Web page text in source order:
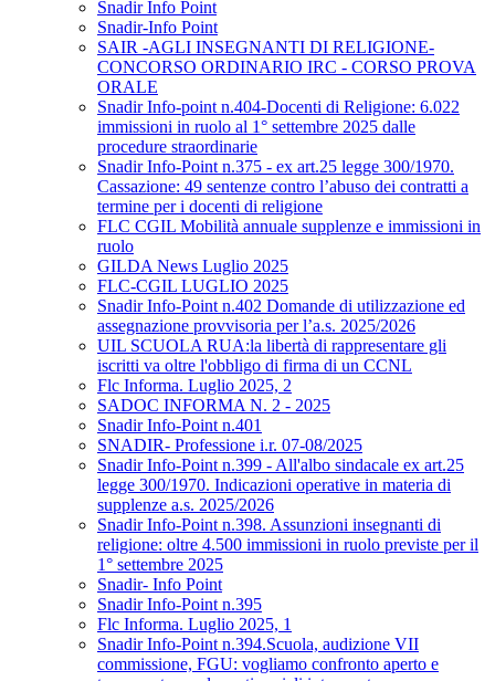
Snadir Info Point
Snadir-Info Point
SAIR -AGLI INSEGNANTI DI RELIGIONE-
CONCORSO ORDINARIO IRC - CORSO PROVA
ORALE
Snadir Info-point n.404-Docenti di Religione: 6.022
immissioni in ruolo al 1° settembre 2025 dalle
procedure straordinarie
Snadir Info-Point n.375 - ex art.25 legge 300/1970.
Cassazione: 49 sentenze contro l’abuso dei contratti a
termine per i docenti di religione
FLC CGIL Mobilità annuale supplenze e immissioni in
ruolo
GILDA News Luglio 2025
FLC-CGIL LUGLIO 2025
Snadir Info-Point n.402 Domande di utilizzazione ed
assegnazione provvisoria per l’a.s. 2025/2026
UIL SCUOLA RUA:la libertà di rappresentare gli
iscritti va oltre l'obbligo di firma di un CCNL
Flc Informa. Luglio 2025, 2
SADOC INFORMA N. 2 - 2025
Snadir Info-Point n.401
SNADIR- Professione i.r. 07-08/2025
Snadir Info-Point n.399 - All'albo sindacale ex art.25
legge 300/1970. Indicazioni operative in materia di
supplenze a.s. 2025/2026
Snadir Info-Point n.398. Assunzioni insegnanti di
religione: oltre 4.500 immissioni in ruolo previste per il
1° settembre 2025
Snadir- Info Point
Snadir Info-Point n.395
Flc Informa. Luglio 2025, 1
Snadir Info-Point n.394.Scuola, audizione VII
commissione, FGU: vogliamo confronto aperto e